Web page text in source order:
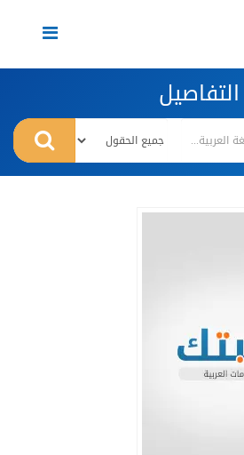
Toggle
navigation
التفاصيل